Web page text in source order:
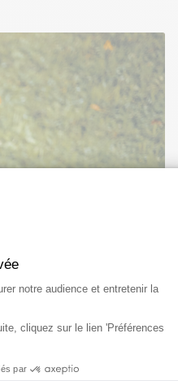
du
notre audience et entretenir la
cliquez sur le lien 'Préférences
par